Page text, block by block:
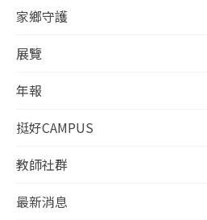
家鄉守護
展覽
年報
挺好CAMPUS
教師社群
最新消息